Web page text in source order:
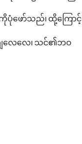
ဖော်သည်၊ ထို့ကြောင့်
ျလေလေ၊ သင်၏ဘဝ